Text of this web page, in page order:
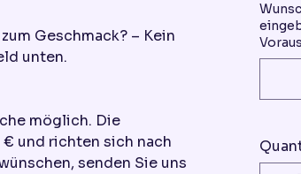
Geschmack? – Kein
unten.
möglich. Die
und richten sich nach
senden Sie uns